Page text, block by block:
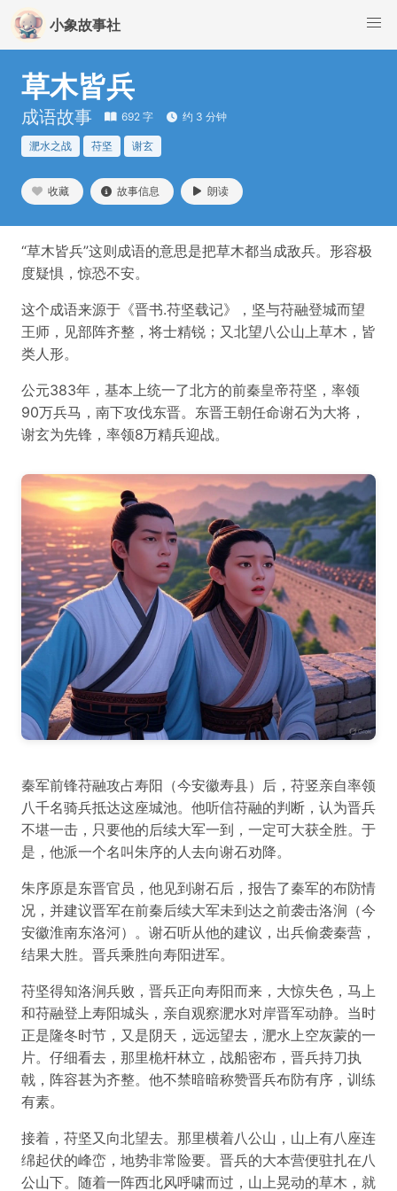
小象故事社
草木皆兵
成语故事 692 字 约 3 分钟
淝水之战 苻坚 谢玄
收藏 故事信息 朗读
“草木皆兵”这则成语的意思是把草木都当成敌兵。形容极
度疑惧，惊恐不安。
这个成语来源于《晋书.苻坚载记》，坚与苻融登城而望
王师，见部阵齐整，将士精锐；又北望八公山上草木，皆
类人形。
公元383年，基本上统一了北方的前秦皇帝苻坚，率领
90万兵马，南下攻伐东晋。东晋王朝任命谢石为大将，
谢玄为先锋，率领8万精兵迎战。
秦军前锋苻融攻占寿阳（今安徽寿县）后，苻竖亲自率领
八千名骑兵抵达这座城池。他听信苻融的判断，认为晋兵
不堪一击，只要他的后续大军一到，一定可大获全胜。于
是，他派一个名叫朱序的人去向谢石劝降。
朱序原是东晋官员，他见到谢石后，报告了秦军的布防情
况，并建议晋军在前秦后续大军未到达之前袭击洛涧（今
安徽淮南东洛河）。谢石听从他的建议，出兵偷袭秦营，
结果大胜。晋兵乘胜向寿阳进军。
苻坚得知洛涧兵败，晋兵正向寿阳而来，大惊失色，马上
和苻融登上寿阳城头，亲自观察淝水对岸晋军动静。当时
正是隆冬时节，又是阴天，远远望去，淝水上空灰蒙的一
片。仔细看去，那里桅杆林立，战船密布，晋兵持刀执
戟，阵容甚为齐整。他不禁暗暗称赞晋兵布防有序，训练
有素。
接着，苻坚又向北望去。那里横着八公山，山上有八座连
绵起伏的峰峦，地势非常险要。晋兵的大本营便驻扎在八
公山下。随着一阵西北风呼啸而过，山上晃动的草木，就